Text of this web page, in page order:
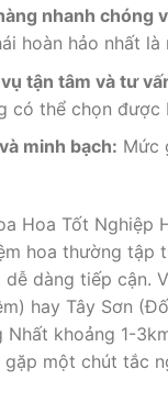
nhanh chóng
hoàn hảo nhất
tận tâm và tư
có thể chọn được
minh bạch: Mức
Hoa Tốt
hoa thường tập
dễ dàng tiếp cận.
hay Tây Sơn
Nhất khoảng 1-
một chút tắc